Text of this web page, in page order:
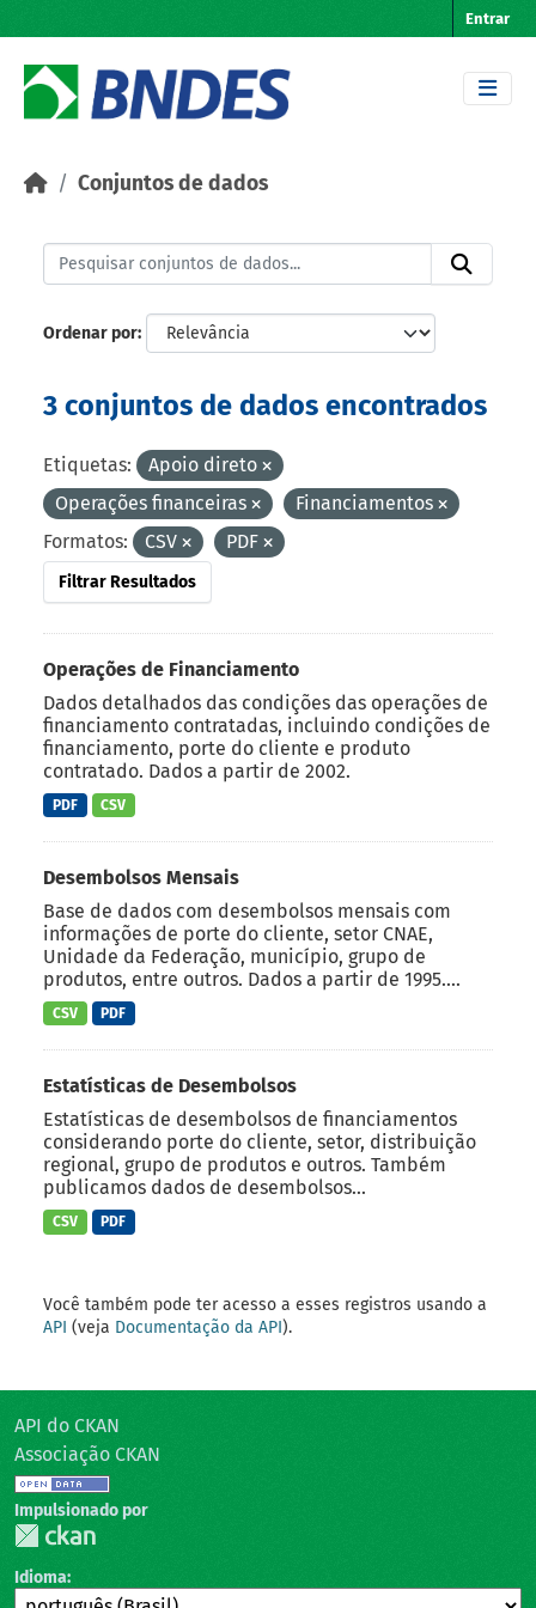
Entrar
Conjuntos de dados
Ordenar por
3 conjuntos de dados encontrados
Etiquetas:
Apoio direto
Operações financeiras
Financiamentos
Formatos:
CSV PDF
Filtrar Resultados
Operações de Financiamento
Dados detalhados das condições das operações de
financiamento contratadas, incluindo condições de
financiamento, porte do cliente e produto
contratado. Dados a partir de 2002.
PDF CSV
Desembolsos Mensais
Base de dados com desembolsos mensais com
informações de porte do cliente, setor CNAE,
Unidade da Federação, município, grupo de
produtos, entre outros. Dados a partir de 1995....
CSV PDF
Estatísticas de Desembolsos
Estatísticas de desembolsos de financiamentos
considerando porte do cliente, setor, distribuição
regional, grupo de produtos e outros. Também
publicamos dados de desembolsos...
CSV PDF
Você também pode ter acesso a esses registros usando a
API (veja Documentação da API).
API do CKAN
Associação CKAN
Impulsionado por
Idioma